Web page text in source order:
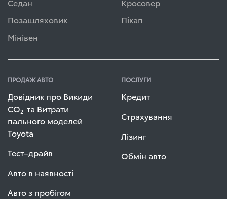
Седан
Кросовер
Позашляховик
Пікап
Мінівен
ПРОДАЖ АВТО
Довідник про Викиди
СО2 та Витрати
пального моделей
Toyota
Тест–драйв
Авто в наявності
Авто з пробігом
ПОСЛУГИ
Кредит
Страхування
Лізинг
Обмін авто